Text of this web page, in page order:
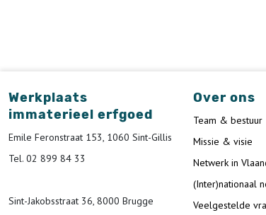
Werkplaats
immaterieel erfgoed
Emile Feronstraat 153, 1060 Sint-Gillis
Tel. 02 899 84 33
Sint-Jakobsstraat 36, 8000 Brugge
Over ons
Team & bestuur
Missie & visie
Netwerk in
(Inter)nationaal
Veelgestelde